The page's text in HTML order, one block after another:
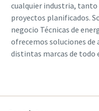
cualquier industria, tanto
proyectos planificados.
negocio Técnicas de
ofrecemos soluciones de
distintas marcas de todo